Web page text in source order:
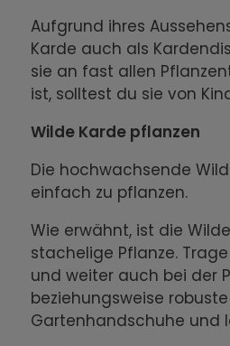
Aufgrund ihres
Karde auch als
sie an fast allen
ist, solltest du sie von
Wilde Karde pflanzen
Die hochwachsende
einfach zu pflanzen.
Wie erwähnt, ist die
stachelige Pflanze.
und weiter auch bei der
beziehungsweise robuste
Gartenhandschuhe und